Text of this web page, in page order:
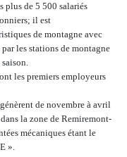
plus de 5 500 salariés
il est
de montagne avec
les stations de montagne
les premiers employeurs
de novembre à avril
la zone de Remiremont-
mécaniques étant le
».